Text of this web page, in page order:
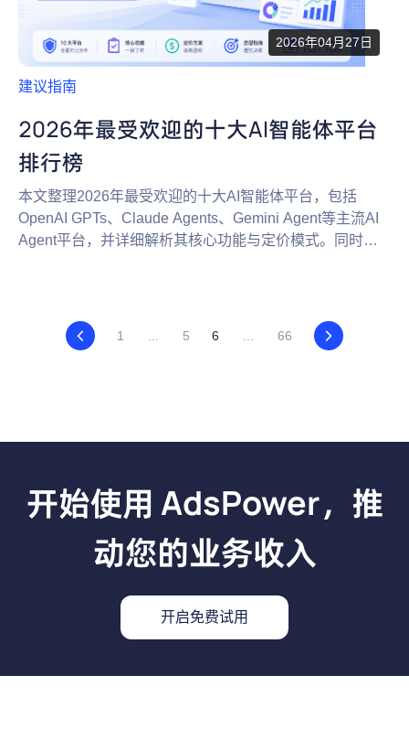
2026年04月27日
建议指南
2026年最受欢迎的十大AI智能体平台
排行榜
本文整理2026年最受欢迎的十大AI智能体平台，包括
OpenAI GPTs、Claude Agents、Gemini Agent等主流AI
Agent平台，并详细解析其核心功能与定价模式。同时探
1 5 6 66
开始使用 AdsPower，推
动您的业务收入
开启免费试用